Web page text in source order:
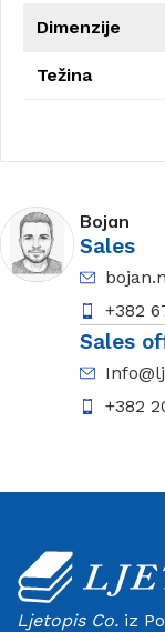
Dimenzije
Težina
Bojan
Sales
+382
Sales
+382
Ljetopis Co. iz